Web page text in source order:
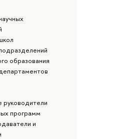
образования
руководители
программ
и